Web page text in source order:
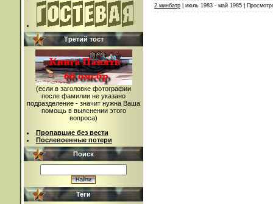
Третий тост
(если в заголовке фотографии
после фамилии не указано
подразделение - значит нужна Ваша
помощь в выяснении этого
вопроса)
Пропавшие без вести
Послевоенные потери
Поиск
Теги
2 минбатр | июль 1983 - май 1985 |